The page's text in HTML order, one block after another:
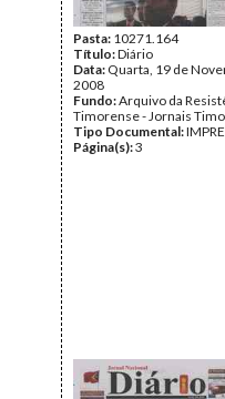
Pasta: 10271.164
Título:Diário
Data: Quarta, 19 de
2008
Fundo:Arquivo da
Timorense - Jornais
Tipo Documental:
Página(s):3